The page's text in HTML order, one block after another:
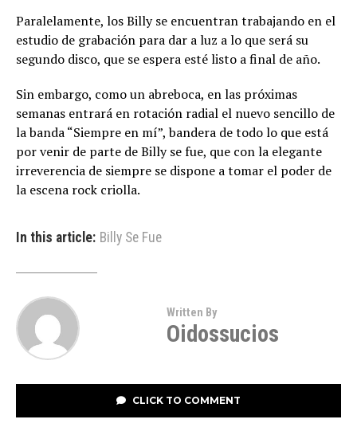
Paralelamente, los Billy se encuentran trabajando en el
estudio de grabación para dar a luz a lo que será su
segundo disco, que se espera esté listo a final de año.
Sin embargo, como un abreboca, en las próximas
semanas entrará en rotación radial el nuevo sencillo de
la banda “Siempre en mí”, bandera de todo lo que está
por venir de parte de Billy se fue, que con la elegante
irreverencia de siempre se dispone a tomar el poder de
la escena rock criolla.
In this article: Billy Se Fue
Written By
Oidossucios
CLICK TO COMMENT